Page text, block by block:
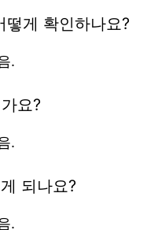
떻게 확인하나요?
.
요?
.
되나요?
.